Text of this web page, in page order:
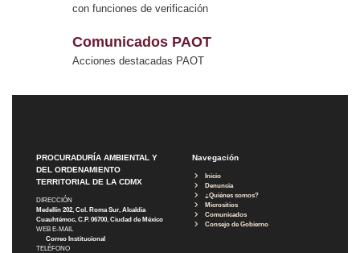
con funciones de verificación
Comunicados PAOT
Acciones destacadas PAOT
PROCURADURÍA AMBIENTAL Y
DEL ORDENAMIENTO
TERRITORIAL DE LA CDMX
DIRECCIÓN
Medellín 202, Col. Roma Sur, Alcaldía
Cuauhtémoc, C.P. 06700, Ciudad de México
WEB E-MAIL
Correo Institucional
TELÉFONO
Navegación
Inicio
Denuncia
¿Quiénes somos?
Micrositios
Comunicados
Consejo de Gobierno